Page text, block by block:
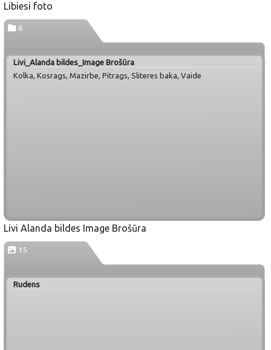
Libiesi foto
6
Livi_Alanda bildes_Image Brošūra
Kolka, Kosrags, Mazirbe, Pitrags, Sliteres baka, Vaide
Livi Alanda bildes Image Brošūra
15
Rudens